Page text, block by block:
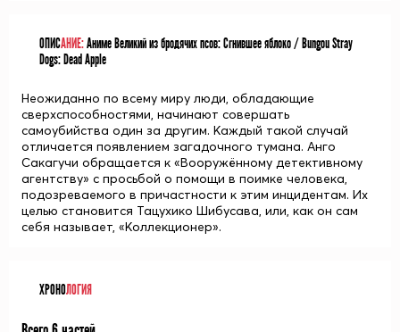
ОПИСАНИЕ:Аниме Великий из бродячих псов: Сгнившее яблоко / Bungou Stray
Dogs: Dead Apple
Неожиданно по всему миру люди, обладающие
сверхспособностями, начинают совершать
самоубийства один за другим. Каждый такой случай
отличается появлением загадочного тумана. Анго
Сакагучи обращается к «Вооружённому детективному
агентству» с просьбой о помощи в поимке человека,
подозреваемого в причастности к этим инцидентам. Их
целью становится Тацухико Шибусава, или, как он сам
себя называет, «Коллекционер».
ХРОНОЛОГИЯ